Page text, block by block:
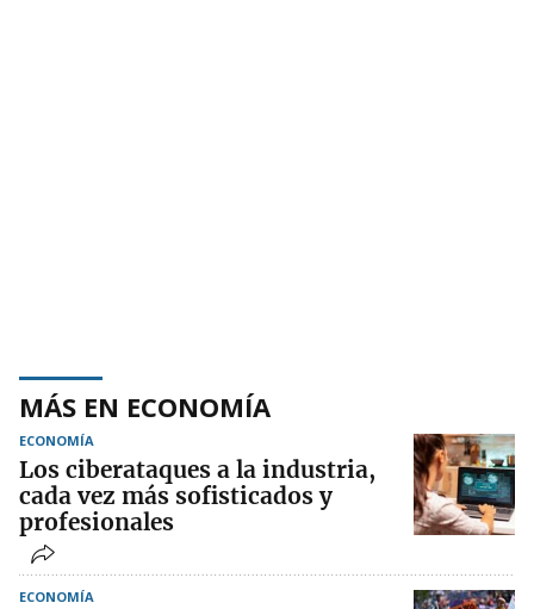
MÁS EN ECONOMÍA
ECONOMÍA
Los ciberataques a la industria,
cada vez más sofisticados y
profesionales
ECONOMÍA